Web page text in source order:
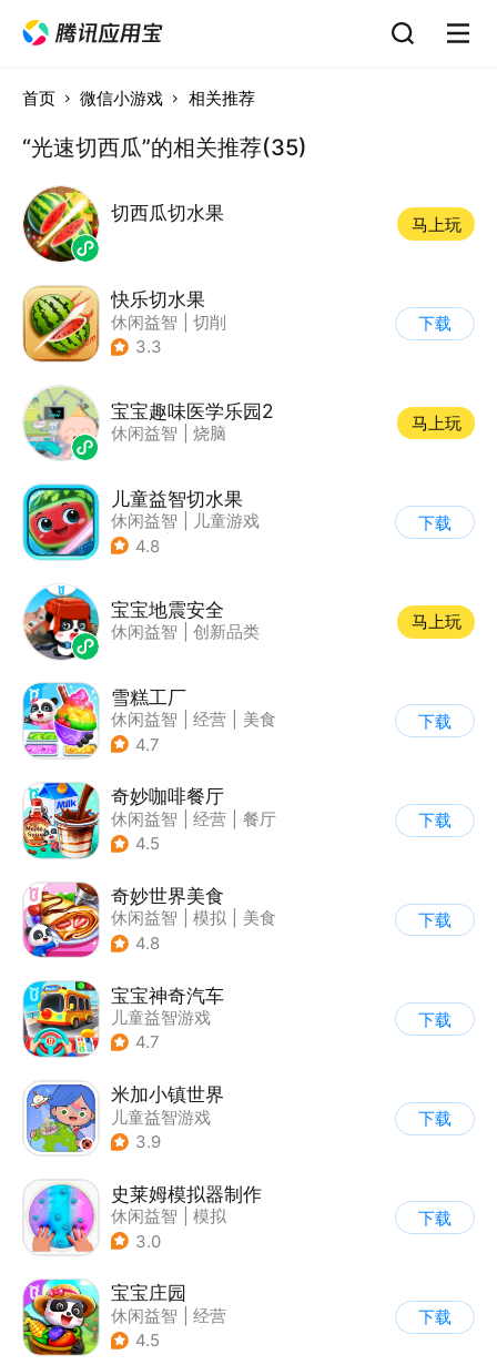
首页 微信小游戏 相关推荐
“光速切西瓜”的相关推荐(35)
切西瓜切水果
马上玩
快乐切水果
休闲益智
切削
3.3
下载
宝宝趣味医学乐园2
休闲益智 烧脑
马上玩
儿童益智切水果
休闲益智
儿童游戏
| 卡通
4.8
下载
宝宝地震安全
休闲益智 创新品类
马上玩
雪糕工厂
休闲益智 经营
美食
| 宝宝巴士
4.7
下载
奇妙咖啡餐厅
休闲益智 经营
餐厅
| 宝宝巴士
4.5
下载
奇妙世界美食
休闲益智 模拟
美食
| 宝宝巴士
4.8
下载
宝宝神奇汽车
儿童益智游戏
4.7
下载
米加小镇世界
儿童益智游戏
3.9
下载
史莱姆模拟器制作
休闲益智
模拟
| 史莱姆
3.0
下载
宝宝庄园
休闲益智
经营
| 田园生活
4.5
下载